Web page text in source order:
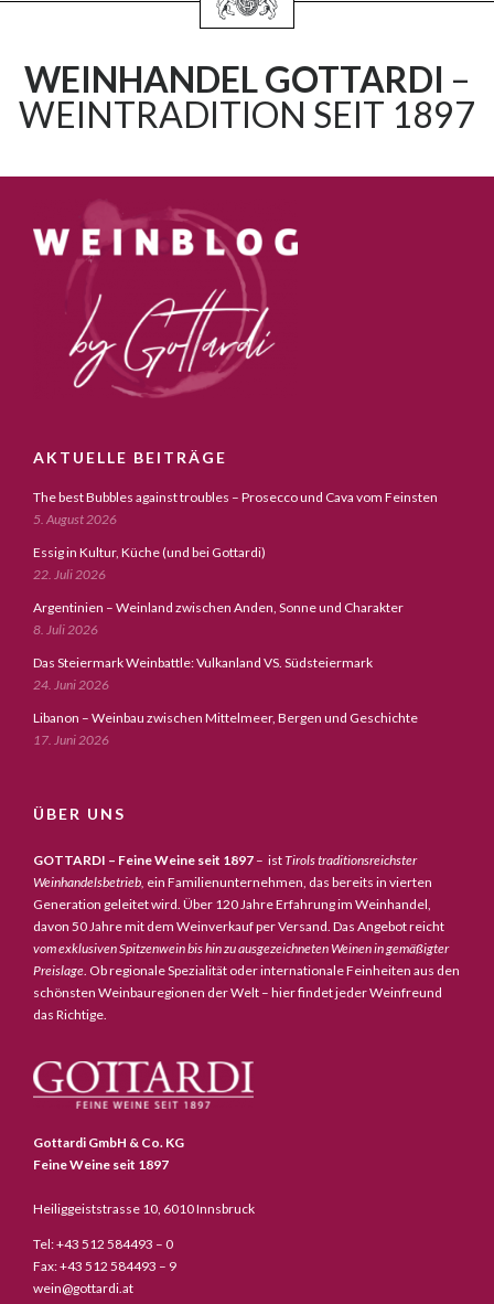
WEINHANDEL GOTTARDI –
WEINTRADITION SEIT 1897
AKTUELLE BEITRÄGE
The best Bubbles against troubles – Prosecco und Cava vom Feinsten
5. August 2026
Essig in Kultur, Küche (und bei Gottardi)
22. Juli 2026
Argentinien – Weinland zwischen Anden, Sonne und Charakter
8. Juli 2026
Das Steiermark Weinbattle: Vulkanland VS. Südsteiermark
24. Juni 2026
Libanon – Weinbau zwischen Mittelmeer, Bergen und Geschichte
17. Juni 2026
ÜBER UNS
GOTTARDI – Feine Weine seit 1897 – istTirols traditionsreichster
Weinhandelsbetrieb, ein Familienunternehmen, das bereits in vierten
Generation geleitet wird. Über 120 Jahre Erfahrung im Weinhandel,
davon 50 Jahre mit dem Weinverkauf per Versand. Das Angebot reicht
vom exklusiven Spitzenwein bis hin zu ausgezeichneten Weinen in gemäßigter
Preislage . Ob regionale Spezialität oder internationale Feinheiten aus den
schönsten Weinbauregionen der Welt – hier findet jeder Weinfreund
das Richtige.
Gottardi GmbH & Co. KG
Feine Weine seit 1897
Heiliggeiststrasse 10, 6010 Innsbruck
Tel: +43 512 584493 – 0
Fax: +43 512 584493 – 9
wein@gottardi.at